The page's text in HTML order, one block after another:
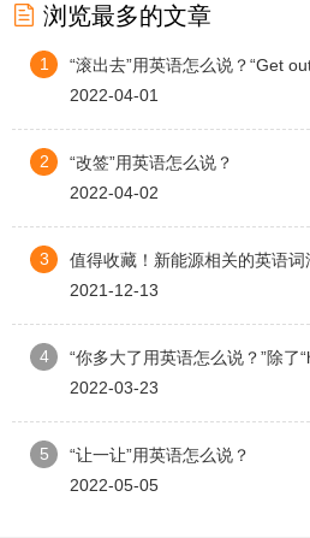
 浏览最多的文章
1
“滚出去”用英语怎么说？“Get
2022-04-01
2
“改签”用英语怎么说？
2022-04-02
3
值得收藏！新能源相关的英语词
2021-12-13
4
2022-03-23
5
“让一让”用英语怎么说？
2022-05-05